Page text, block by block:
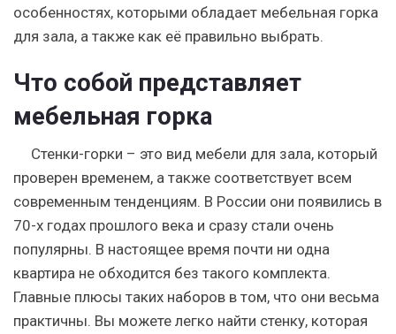
особенностях, которыми обладает мебельная горка
для зала, а также как её правильно выбрать.
Что собой представляет
мебельная горка
Стенки-горки – это вид мебели для зала, который
проверен временем, а также соответствует всем
современным тенденциям. В России они появились в
70-х годах прошлого века и сразу стали очень
популярны. В настоящее время почти ни одна
квартира не обходится без такого комплекта.
Главные плюсы таких наборов в том, что они весьма
практичны. Вы можете легко найти стенку, которая